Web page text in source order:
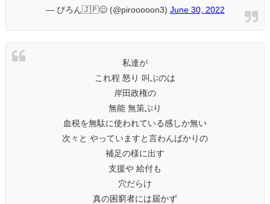
— ぴろん🇯🇵😊 (@pirooooon3) June 30, 2022
私達が
これ程 怒り 叫ぶのは
岸田政権の
無能 無策ぶり
血税を無駄に使われている感しか無い
次々と やっていますと言わんばかりの
補足の様に出す
支援や 給付も
穴だらけ
真の困窮者には届かず